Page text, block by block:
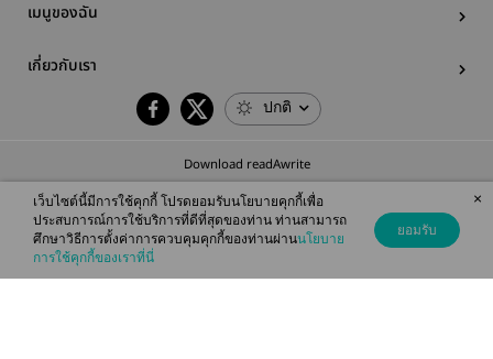
เมนูของฉัน
เกี่ยวกับเรา
ปกติ
Download readAwrite
© 2026 readAwrite.com by MEB Corporation Public Company Limited
This site is protected by reCAPTCHA and the Google
เว็บไซต์นี้มีการใช้คุกกี้ โปรดยอมรับนโยบายคุกกี้เพื่อ
ประสบการณ์การใช้บริการที่ดีที่สุดของท่าน ท่านสามารถ
ศึกษาวิธีการตั้งค่าการควบคุมคุกกี้ของท่านผ่านนโยบาย
การใช้คุกกี้ของเราที่นี่
ยอมรับ
×